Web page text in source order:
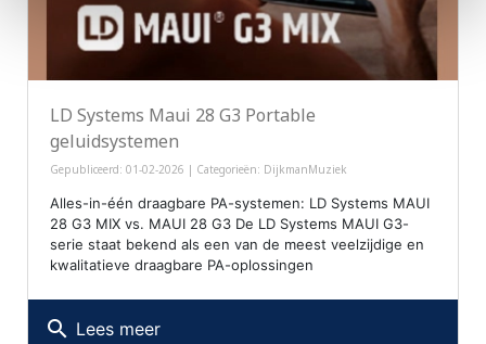
LD Systems Maui 28 G3 Portable
geluidsystemen
Gepubliceerd: 01-02-2026 | Categorieën: DijkmanMuziek
Alles-in-één draagbare PA-systemen: LD Systems MAUI
28 G3 MIX vs. MAUI 28 G3 De LD Systems MAUI G3-
serie staat bekend als een van de meest veelzijdige en
kwalitatieve draagbare PA-oplossingen
search Lees meer